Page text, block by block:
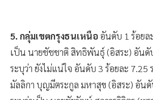
5. กลุ่มเขตกรุงธนเหนืออันดับ 1 ร้อยล
เป็น นายชัชชาติ สิทธิพันธุ์ (อิสระ) อันดับ
ระบุว่า ยังไม่แน่ใจ อันดับ 3 ร้อยละ 7.25